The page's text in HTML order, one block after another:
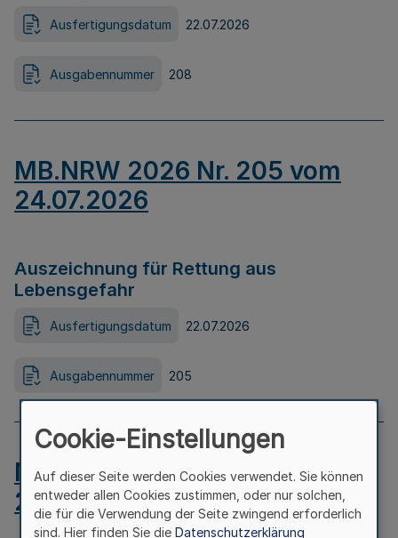
Ausfertigungsdatum 22.07.2026
Ausgabennummer 208
MB.NRW 2026 Nr. 205 vom
24.07.2026
Auszeichnung für Rettung aus
Lebensgefahr
Ausfertigungsdatum 22.07.2026
Ausgabennummer 205
MB.NRW 2026 Nr. 204 vom
24.07.2026
Cookie-Einstellungen
Auf dieser Seite werden Cookies verwendet. Sie können
entweder allen Cookies zustimmen, oder nur solchen,
die für die Verwendung der Seite zwingend erforderlich
sind. Hier finden Sie die Datenschutzerklärung